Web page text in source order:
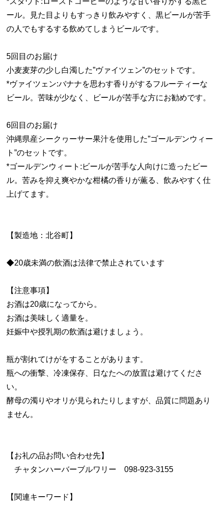
ール。見た目よりもすっきり飲みやすく、黒ビールが苦手
の人でもするする飲めてしまうビールです。
5回目のお届け
小麦麦芽の少し白濁した”ヴァイツェン”のセットです。
*ヴァイツェン:バナナを思わす香りがするフルーティーな
ビール。苦味が少なく、ビールが苦手な方にお勧めです。
6回目のお届け
沖縄県産シークヮーサー果汁を使用した”ゴールデンウィー
ト”のセットです。
*ゴールデンウィート:ビールが苦手な人向けに造ったビー
ル。苦みを抑え爽やかな柑橘の香りが薫る、飲みやすく仕
上げてます。
【製造地：北谷町】
◆20歳未満の飲酒は法律で禁止されています
【注意事項】
お酒は20歳になってから。
お酒は美味しく適量を。
妊娠中や授乳期の飲酒は避けましょう。
瓶が割れてけがをすることがあります。
瓶への衝撃、冷凍保存、日なたへの放置は避けてくださ
い。
酵母の濁りやオリが見られたりしますが、品質に問題あり
ません。
【お礼の品お問い合わせ先】
チャタンハーバーブルワリー 098-923-3155
【関連キーワード】